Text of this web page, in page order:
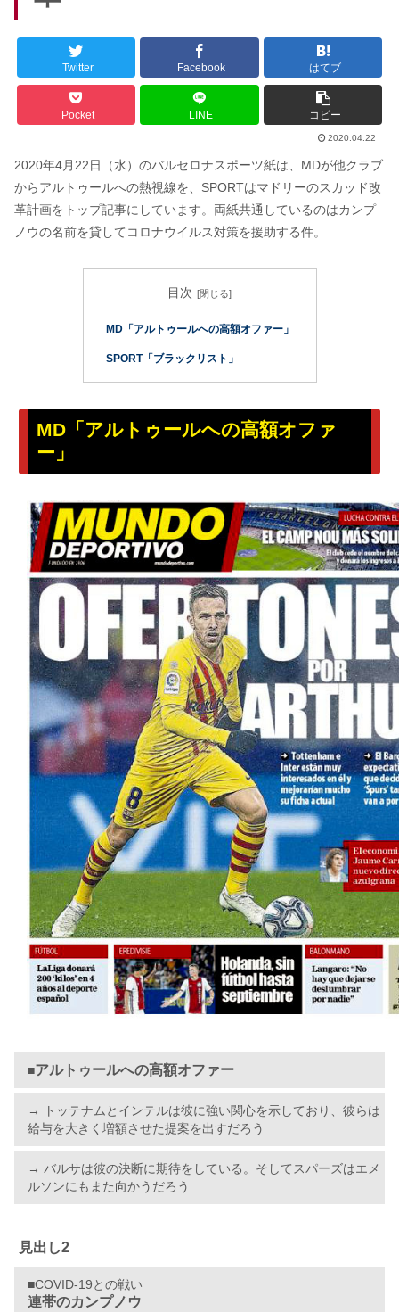
Twitter Facebook はてブ
Pocket LINE コピー
2020.04.22
2020年4月22日（水）のバルセロナスポーツ紙は、MDが他クラブ
からアルトゥールへの熱視線を、SPORTはマドリーのスカッド改
革計画をトップ記事にしています。両紙共通しているのはカンプ
ノウの名前を貸してコロナウイルス対策を援助する件。
目次
MD「アルトゥールへの高額オファー」
SPORT「ブラックリスト」
MD「アルトゥールへの高額オファ
ー」
■アルトゥールへの高額オファー
→ トッテナムとインテルは彼に強い関心を示しており、彼らは
給与を大きく増額させた提案を出すだろう
→ バルサは彼の決断に期待をしている。そしてスパーズはエメ
ルソンにもまた向かうだろう
見出し2
■COVID-19との戦い
連帯のカンプノウ